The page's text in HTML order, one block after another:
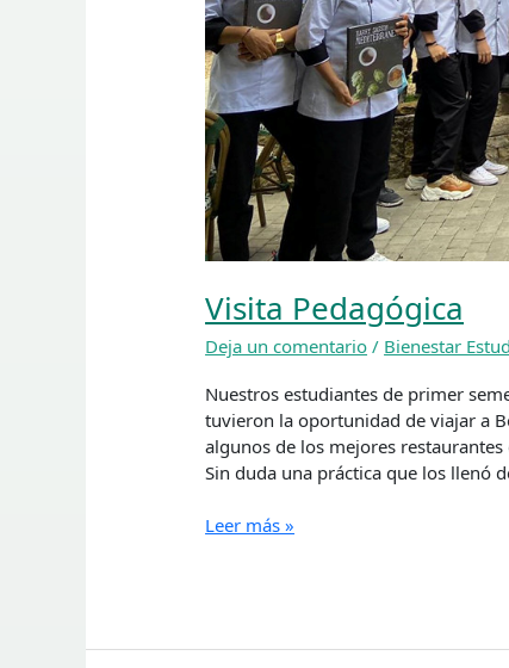
Visita Pedagógica
Deja un comentario / Bienestar
Nuestros estudiantes de primer
tuvieron la oportunidad de viajar a
algunos de los mejores
Sin duda una práctica que los llenó
Leer más »